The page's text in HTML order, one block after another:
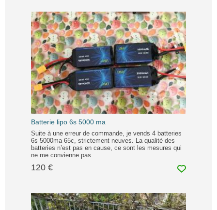
Batterie lipo 6s 5000 ma
Suite à une erreur de commande, je vends 4 batteries
6s 5000ma 65c, strictement neuves. La qualité des
batteries n’est pas en cause, ce sont les mesures qui
ne me convienne pas…
120 €